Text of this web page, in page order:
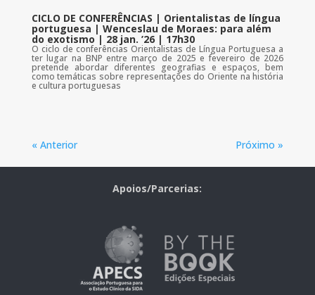
CICLO DE CONFERÊNCIAS | Orientalistas de língua
portuguesa | Wenceslau de Moraes: para além
do exotismo | 28 jan. ’26 | 17h30
O ciclo de conferências Orientalistas de Língua Portuguesa a
ter lugar na BNP entre março de 2025 e fevereiro de 2026
pretende abordar diferentes geografias e espaços, bem
como temáticas sobre representações do Oriente na história
e cultura portuguesas
« Anterior Próximo »
Apoios/Parcerias: